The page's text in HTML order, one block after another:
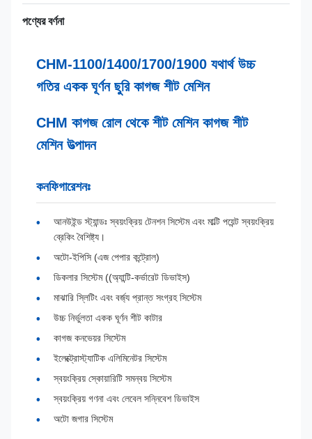
পণ্যের বর্ণনা
CHM-1100/1400/1700/1900 যথার্থ উচ্চ
গতির একক ঘূর্ণন ছুরি কাগজ শীট মেশিন
CHM কাগজ রোল থেকে শীট মেশিন কাগজ শীট
মেশিন উত্পাদন
কনফিগারেশনঃ
আনউইন্ড স্ট্যান্ডঃ স্বয়ংক্রিয় টেনশন সিস্টেম এবং মাল্টি পয়েন্ট স্বয়ংক্রিয়
ব্রেকিং বৈশিষ্ট্য।
অটো-ইপিসি (এজ পেপার কন্ট্রোল)
ডিকলার সিস্টেম ((অ্যান্টি-কর্ভারেট ডিভাইস)
মাঝারি স্লিটিং এবং বর্জ্য প্রান্ত সংগ্রহ সিস্টেম
উচ্চ নির্ভুলতা একক ঘূর্ণন শীট কাটার
কাগজ কনভেয়র সিস্টেম
ইলেক্ট্রোস্ট্যাটিক এলিমিনেটর সিস্টেম
স্বয়ংক্রিয় স্কোয়ারিটি সমন্বয় সিস্টেম
স্বয়ংক্রিয় গণনা এবং লেবেল সন্নিবেশ ডিভাইস
অটো জগার সিস্টেম